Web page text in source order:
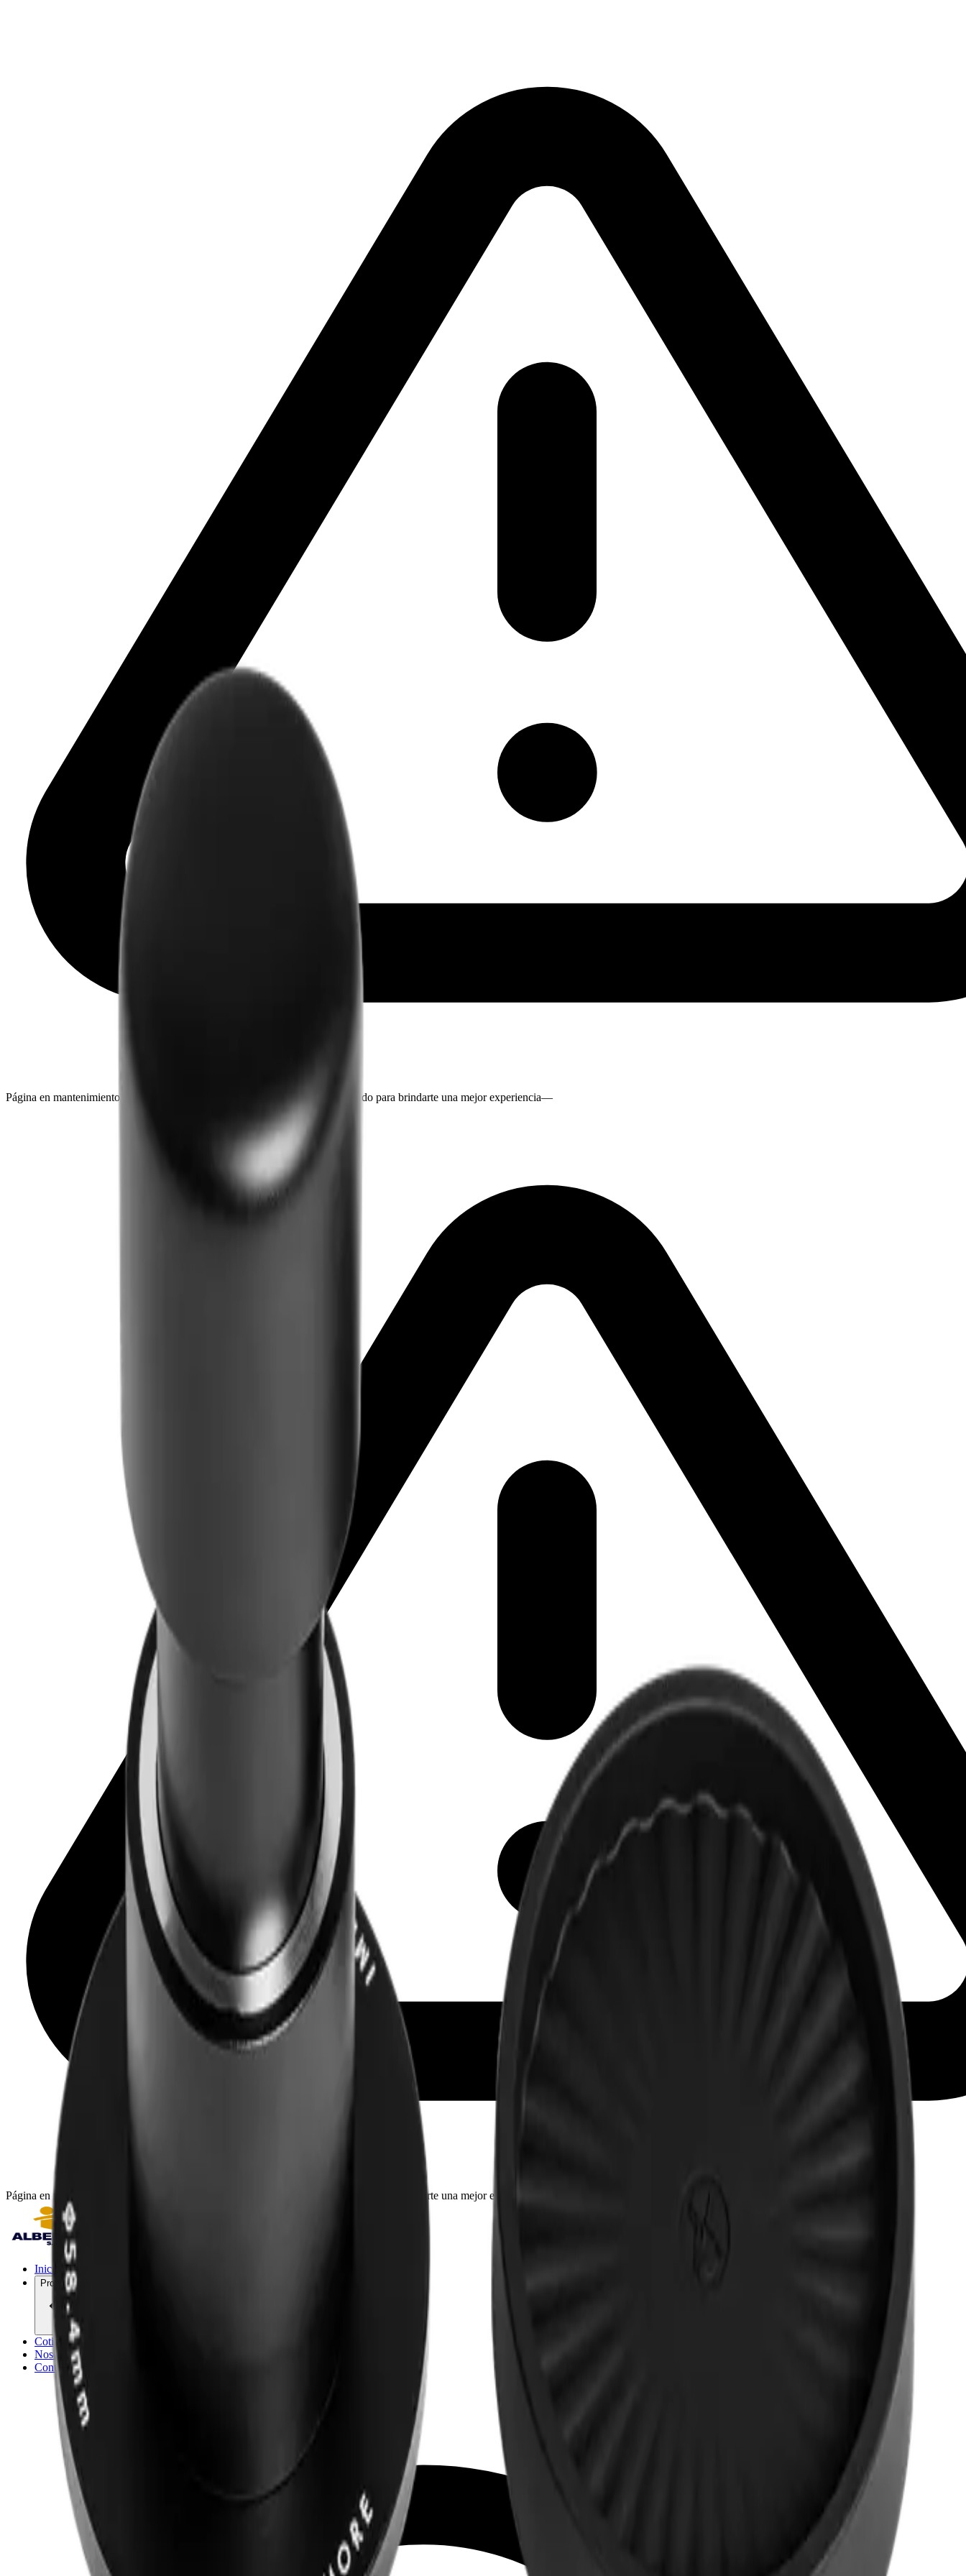
Página en mantenimiento: seguimos actualizando catálogo, imágenes y contenido para brindarte una mejor experiencia—
Página en mantenimiento: seguimos actualizando catálogo, imágenes y contenido para brindarte una mejor experiencia
Inicio
Productos
Cotización
Nosotros
Contacto